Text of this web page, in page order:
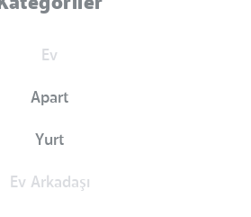
Ev
Apart
Yurt
Ev Arkadaşı